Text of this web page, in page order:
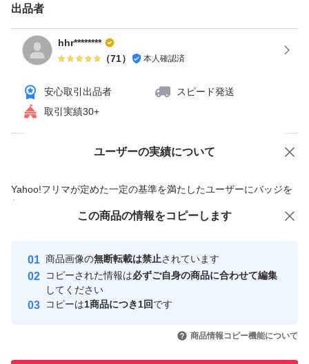
出品者
hhr********
（71） 本人確認済
安心取引出品者
スピード発送
取引実績30+
ユーザーの実績について
Yahoo!フリマが定めた一定の基準を満たしたユーザーにバッジを
付与しています
安心取引出品者
心・安全なユーザーです
取引実績
引を完了させた実績があります
価格の相談 商品への質問
この商品の情報をコピーします
商品画像の無断転載は禁止されています
コピーされた情報は必ずご自身の商品に合わせて編集
してください
コピーは1商品につき1回です
商品情報コピー機能について
この商品をみている人にオススメ